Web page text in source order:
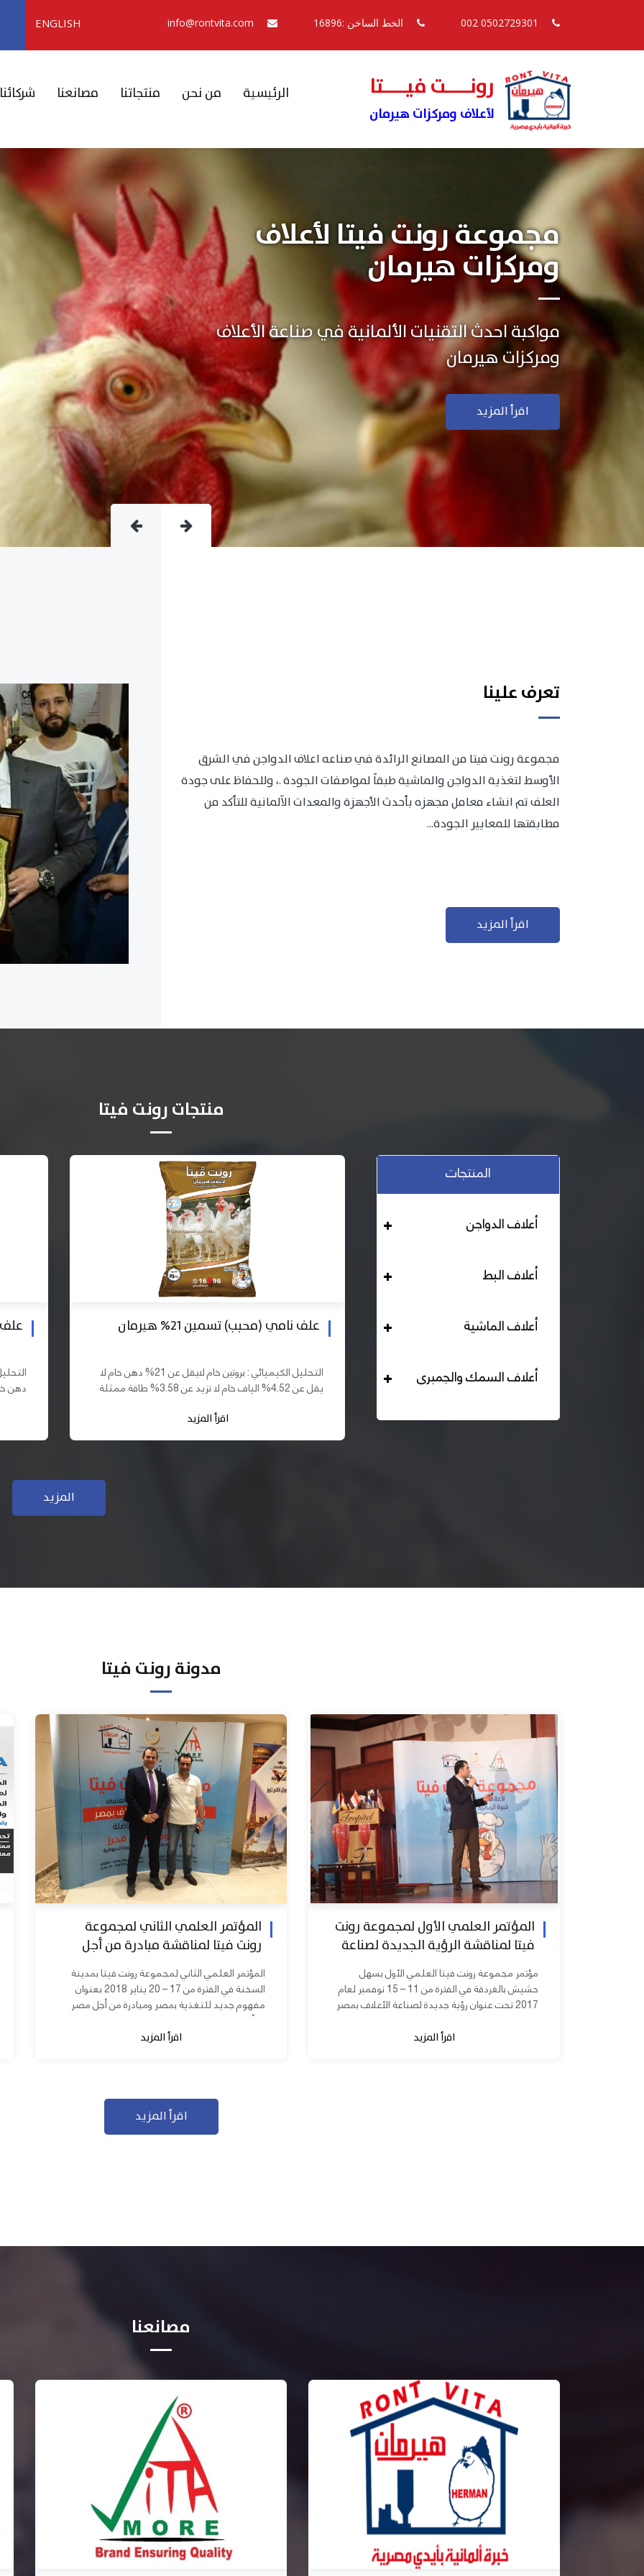
الخط الساخن :16896 ENGLISH
رونــــت فيــــتا
لأعلاف ومركزات هيرمان
الرئيسية من نحن منتجاتنا مصانعنا شركائنا
مجموعة رونت فيتا لأعلاف
ومركزات هيرمان
نستخدم التكنولوجيا الألمانية المتقدمة فى صناعة
منتجاتنا بجودة ودقة عالية
اقرأ المزيد
تعرف علينا
مجموعة رونت فيتا من المصانع الرائدة في صناعه اعلاف الدواجن في الشرق
الأوسط لتغذية الدواجن والماشية طبقاً لمواصفات الجودة .، وللحفاظ على جودة
العلف تم انشاء معامل مجهزه بأحدث الأجهزة والمعدات الآلمانية للتأكد من
مطابقتها للمعايير الجودة...
اقرأ المزيد
منتجات رونت فيتا
المنتجات
أعلاف الدواجن
أعلاف البط
أعلاف الماشية
أعلاف السمك والجمبرى
علف علف بادي نامي تسمين 19% هيرمان
التحليل الكيميائي : بروتين خام لايقل عن 19% دهن خام لا
يقل عن 10% الياف خام لا تزيد عن 3.70% طاقة ممثلة لا
اقرأ المزيد
علف دواجن بياض محبب 16% هيرمان
التحليل الكيميائي : بروتين خام لايقل عن 16% دهن خام لا
يقل عن 2,84% الياف خام لا تزيد عن 2.24% طاقة ممثلة
اقرأ المزيد
المزيد
مدونة رونت فيتا
المؤتمر العلمي الأول لمجموعة رونت
فيتا لمناقشة الرؤية الجديدة لصناعة
الأعلاف بمصر
مؤتمر مجموعة رونت فيتا العلمي الأول بسهل
حشيش بالغردقة في الفترة من 11 – 15 نوفمبر لعام
2017 تحت عنوان رؤية جديدة لصناعة الأعلاف بمصر
اقرأ المزيد
المؤتمر العلمي الثاني لمجموعة
رونت فيتا لمناقشة مبادرة من أجل
مصر ابدأ مشروعك
المؤتمر العلمي الثاني لمجموعة رونت فيتا بمدينة
السخنة في الفترة من 17 – 20 يناير 2018 بعنوان
مفهوم جديد للتغذية بمصر ومبادرة من أجل مصر
ابدأ مشروعك بحضور عدد كبير من...
اقرأ المزيد
اقرأ المزيد
مصانعنا